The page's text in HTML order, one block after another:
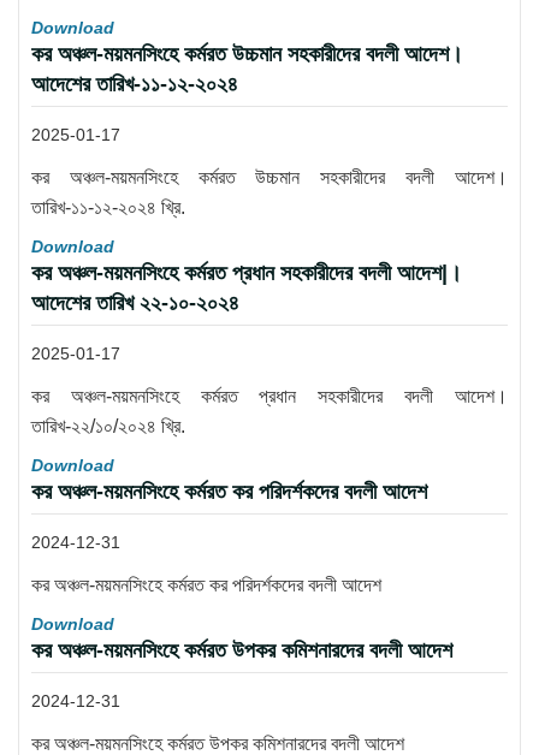
Download
কর অঞ্চল-ময়মনসিংহে কর্মরত উচ্চমান সহকারীদের বদলী আদেশ।
আদেশের তারিখ-১১-১২-২০২৪
2025-01-17
কর অঞ্চল-ময়মনসিংহে কর্মরত উচ্চমান সহকারীদের বদলী আদেশ।
তারিখ-১১-১২-২০২৪ খ্রি.
Download
কর অঞ্চল-ময়মনসিংহে কর্মরত প্রধান সহকারীদের বদলী আদেশ|।
আদেশের তারিখ ২২-১০-২০২৪
2025-01-17
কর অঞ্চল-ময়মনসিংহে কর্মরত প্রধান সহকারীদের বদলী আদেশ।
তারিখ-২২/১০/২০২৪ খ্রি.
Download
কর অঞ্চল-ময়মনসিংহে কর্মরত কর পরিদর্শকদের বদলী আদেশ
2024-12-31
কর অঞ্চল-ময়মনসিংহে কর্মরত কর পরিদর্শকদের বদলী আদেশ
Download
কর অঞ্চল-ময়মনসিংহে কর্মরত উপকর কমিশনারদের বদলী আদেশ
2024-12-31
কর অঞ্চল-ময়মনসিংহে কর্মরত উপকর কমিশনারদের বদলী আদেশ